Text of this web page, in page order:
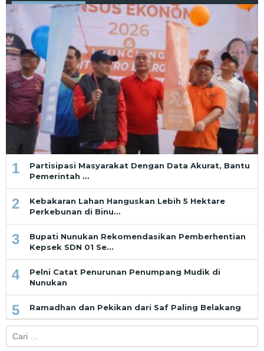
1
Partisipasi Masyarakat Dengan Data Akurat, Bantu
Pemerintah …
2
Kebakaran Lahan Hanguskan Lebih 5 Hektare
Perkebunan di Binu…
3
Bupati Nunukan Rekomendasikan Pemberhentian
Kepsek SDN 01 Se…
4
Pelni Catat Penurunan Penumpang Mudik di
Nunukan
5 Ramadhan dan Pekikan dari Saf Paling Belakang
untuk: